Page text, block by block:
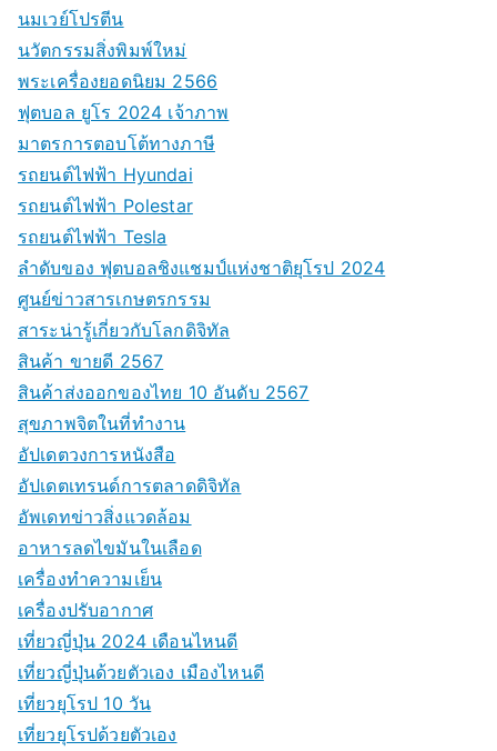
นมเวย์โปรตีน
นวัตกรรมสิ่งพิมพ์ใหม่
พระเครื่องยอดนิยม 2566
ฟุตบอล ยูโร 2024 เจ้าภาพ
มาตรการตอบโต้ทางภาษี
รถยนต์ไฟฟ้า Hyundai
รถยนต์ไฟฟ้า Polestar
รถยนต์ไฟฟ้า Tesla
ลำดับของ ฟุตบอลชิงแชมป์แห่งชาติยุโรป 2024
ศูนย์ข่าวสารเกษตรกรรม
สาระน่ารู้เกี่ยวกับโลกดิจิทัล
สินค้า ขายดี 2567
สินค้าส่งออกของไทย 10 อันดับ 2567
สุขภาพจิตในที่ทำงาน
อัปเดตวงการหนังสือ
อัปเดตเทรนด์การตลาดดิจิทัล
อัพเดทข่าวสิ่งแวดล้อม
อาหารลดไขมันในเลือด
เครื่องทำความเย็น
เครื่องปรับอากาศ
เที่ยวญี่ปุ่น 2024 เดือนไหนดี
เที่ยวญี่ปุ่นด้วยตัวเอง เมืองไหนดี
เที่ยวยุโรป 10 วัน
เที่ยวยุโรปด้วยตัวเอง